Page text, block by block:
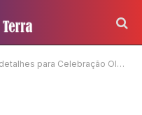
Celebração Olímpica são alinhados em Porto Seguro